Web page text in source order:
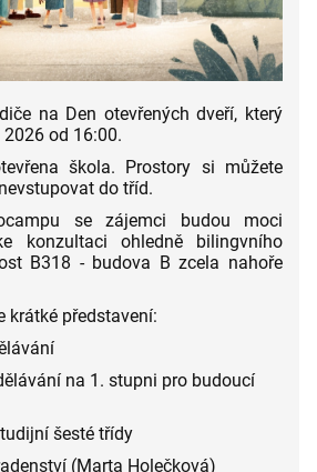
na Den otevřených dveří, který
od 16:00.
škola. Prostory si můžete
do tříd.
se zájemci budou moci
konzultaci ohledně bilingvního
B318 - budova B zcela nahoře
krátké představení:
na 1. stupni pro budoucí
šesté třídy
(Marta Holečková)